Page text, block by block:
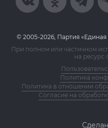
© 2005-2026, Партия
При полном или частичном
на ресурс
Политика
Политика в отношении
Согласие на